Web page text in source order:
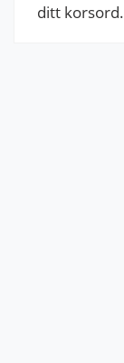
ditt korsord.